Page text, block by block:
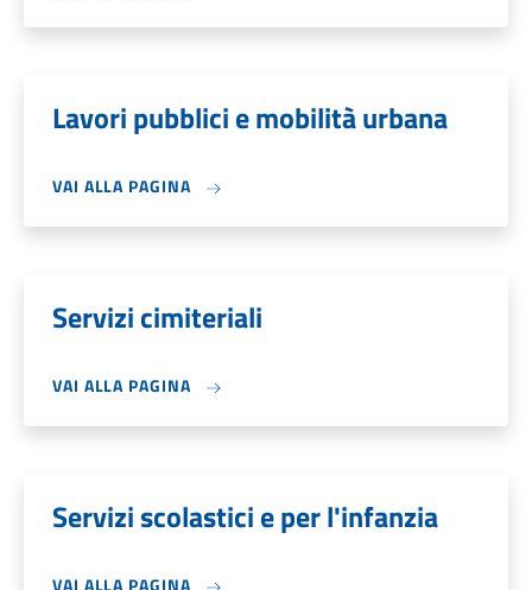
Lavori pubblici e mobilità urbana
VAI ALLA PAGINA
Servizi cimiteriali
VAI ALLA PAGINA
Servizi scolastici e per l'infanzia
VAI ALLA PAGINA